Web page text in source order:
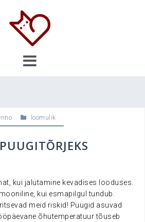
loomulik
kui jalutamine kevadises looduses.
kui esmapilgul tundub.
meid riskid! Puugid asuvad
õhutemperatuur tõuseb